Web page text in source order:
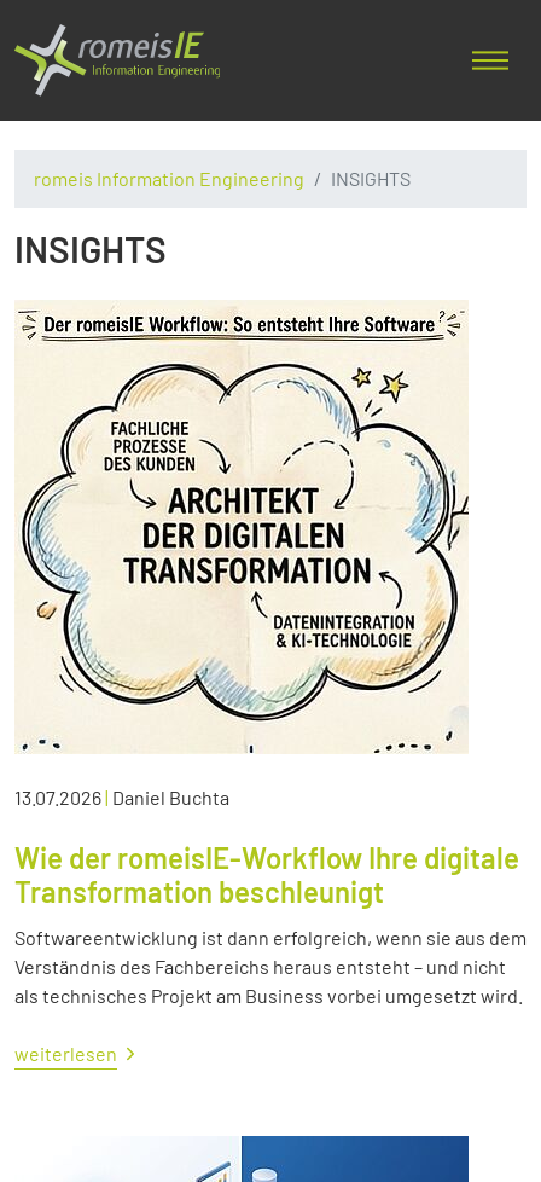
romeis Information Engineering INSIGHTS
INSIGHTS
13.07.2026| Daniel Buchta
Wie der romeisIE-Workflow Ihre digitale
Transformation beschleunigt
Softwareentwicklung ist dann erfolgreich, wenn sie aus dem
Verständnis des Fachbereichs heraus entsteht – und nicht
als technisches Projekt am Business vorbei umgesetzt wird.
weiterlesen